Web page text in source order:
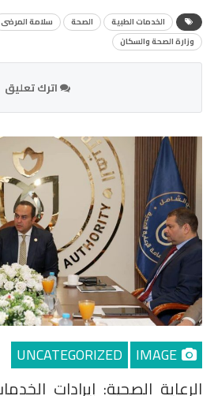
الخدمات الطبية الصحة سلامة المرضى
وزارة الصحة والسكان
اترك تعليق
UNCATEGORIZED